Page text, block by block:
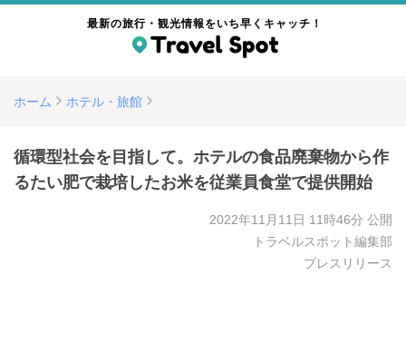
最新の旅行・観光情報をいち早くキャッチ！
ホーム ホテル・旅館
循環型社会を目指して。ホテルの食品廃棄物から作
るたい肥で栽培したお米を従業員食堂で提供開始
2022年11月11日 11時46分 公開
トラベルスポット編集部
プレスリリース